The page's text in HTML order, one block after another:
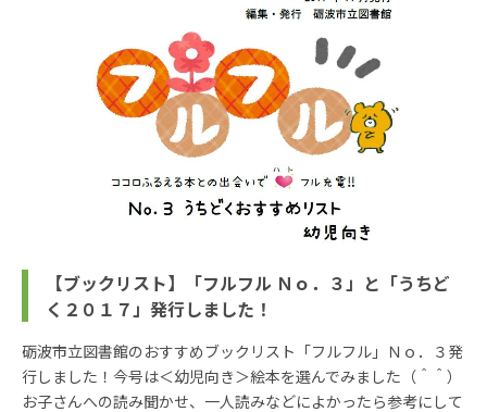
【ブックリスト】「フルフル Ｎｏ．３」と「うちど
く２０１７」発行しました！
砺波市立図書館のおすすめブックリスト「フルフル」Ｎｏ．３発
行しました！今号は＜幼児向き＞絵本を選んでみました（＾＾）
お子さんへの読み聞かせ、一人読みなどによかったら参考にして